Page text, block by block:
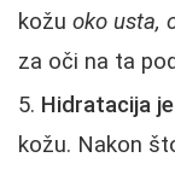
kožu oko usta,
za oči na ta
Hidratacija
kožu. Nakon